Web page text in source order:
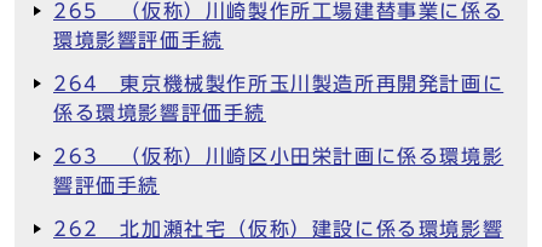
265 （仮称）川崎製作所工場建替事業に係る
環境影響評価手続
264 東京機械製作所玉川製造所再開発計画に
係る環境影響評価手続
263 （仮称）川崎区小田栄計画に係る環境影
響評価手続
262 北加瀬社宅（仮称）建設に係る環境影響